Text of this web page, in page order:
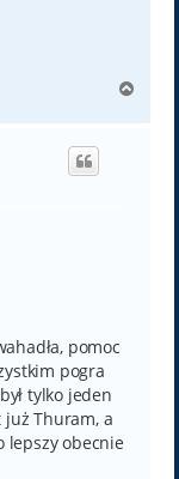
g
pomoc
pogra
tylko jeden
Thuram, a
lepszy obecnie